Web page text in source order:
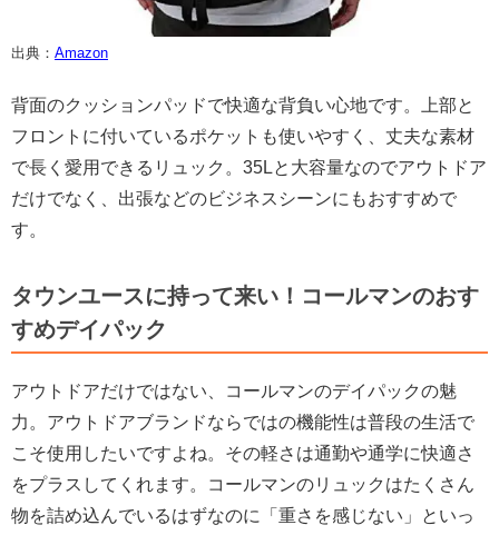
出典： Amazon
背面のクッションパッドで快適な背負い心地です。上部と
フロントに付いているポケットも使いやすく、丈夫な素材
で長く愛用できるリュック。35Lと大容量なのでアウトドア
だけでなく、出張などのビジネスシーンにもおすすめで
す。
タウンユースに持って来い！コールマンのおす
すめデイパック
アウトドアだけではない、コールマンのデイパックの魅
力。アウトドアブランドならではの機能性は普段の生活で
こそ使用したいですよね。その軽さは通勤や通学に快適さ
をプラスしてくれます。コールマンのリュックはたくさん
物を詰め込んでいるはずなのに「重さを感じない」といっ